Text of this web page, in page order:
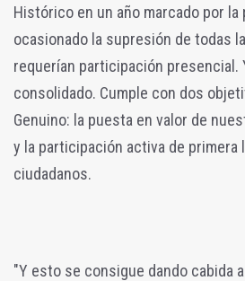
Histórico en un año marcado por la
ocasionado la supresión de todas
requerían participación presencial.
consolidado. Cumple con dos
Genuino: la puesta en valor de
y la participación activa de primera
ciudadanos.
"Y esto se consigue dando cabida